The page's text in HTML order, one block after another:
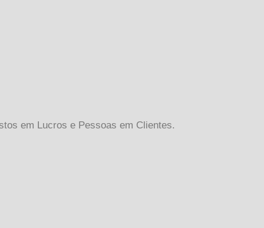
em Lucros e Pessoas em Clientes.